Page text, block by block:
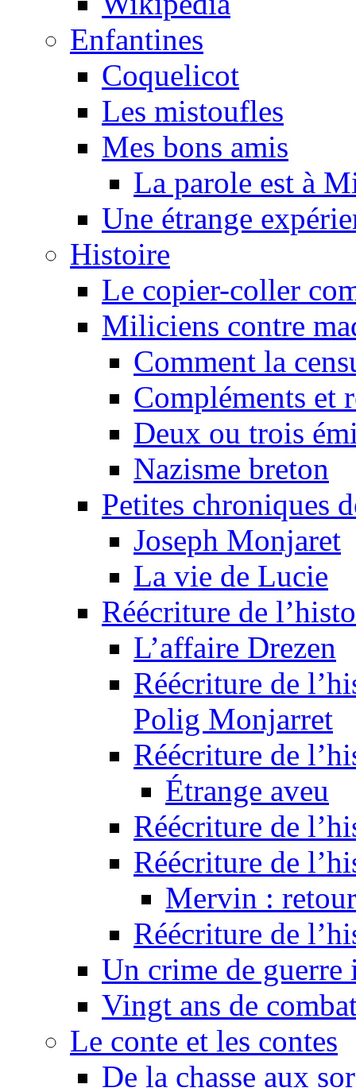
Enfantines
Coquelicot
Les mistoufles
Mes bons amis
La parole est à
Une étrange
Histoire
Le copier-coller
Miliciens contre
Comment la
Compléments et
Deux ou trois
Nazisme breton
Petites chroniques
Joseph Monjaret
La vie de Lucie
Réécriture de
L’affaire Drezen
Réécriture de
Polig Monjarret
Réécriture de
Étrange aveu
Réécriture de
Réécriture de
Mervin :
Réécriture de
Un crime de guerre
Vingt ans de
Le conte et les contes
De la chasse aux